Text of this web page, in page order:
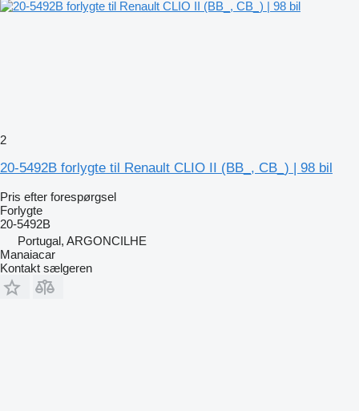
2
20-5492B forlygte til Renault CLIO II (BB_, CB_) | 98 bil
Pris efter forespørgsel
Forlygte
20-5492B
Portugal, ARGONCILHE
Manaiacar
Kontakt sælgeren